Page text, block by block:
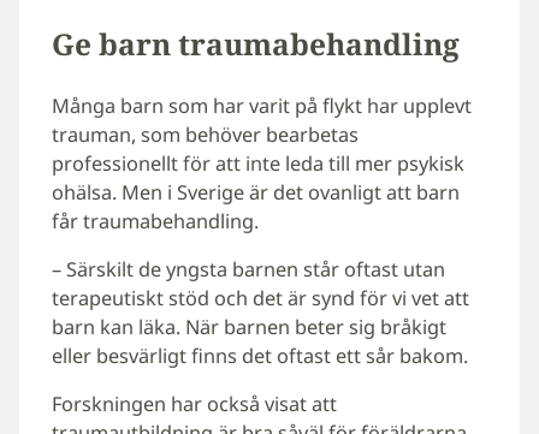
Ge barn traumabehandling
Många barn som har varit på flykt har upplevt
trauman, som behöver bearbetas
professionellt för att inte leda till mer psykisk
ohälsa. Men i Sverige är det ovanligt att barn
får traumabehandling.
– Särskilt de yngsta barnen står oftast utan
terapeutiskt stöd och det är synd för vi vet att
barn kan läka. När barnen beter sig bråkigt
eller besvärligt finns det oftast ett sår bakom.
Forskningen har också visat att